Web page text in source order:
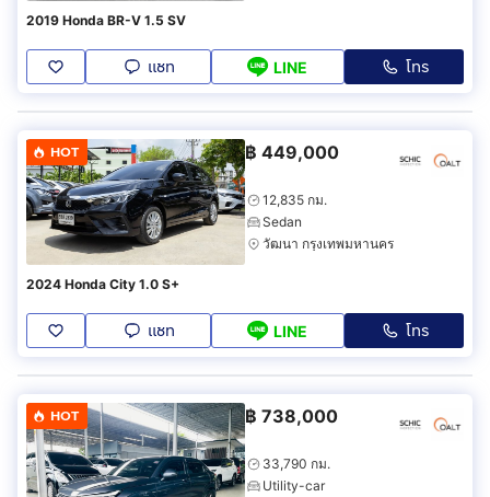
2019 Honda BR-V 1.5 SV
แชท LINE โทร
HOT ฿ 449,000
12,835 กม.
Sedan
วัฒนา กรุงเทพมหานคร
2024 Honda City 1.0 S+
แชท LINE โทร
HOT ฿ 738,000
33,790 กม.
Utility-car